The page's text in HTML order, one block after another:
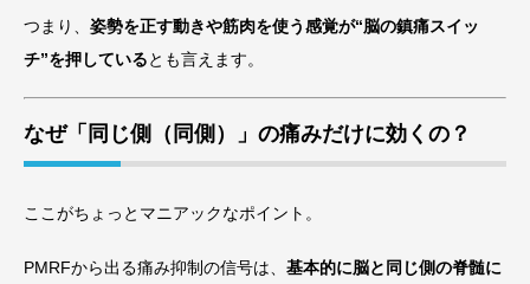
つまり、 姿勢を正す動きや筋肉を使う感覚が“脳の鎮痛スイッ
チ”を押しているとも言えます。
なぜ「同じ側（同側）」の痛みだけに効くの？
ここがちょっとマニアックなポイント。
PMRFから出る痛み抑制の信号は、 基本的に脳と同じ側の脊髄に